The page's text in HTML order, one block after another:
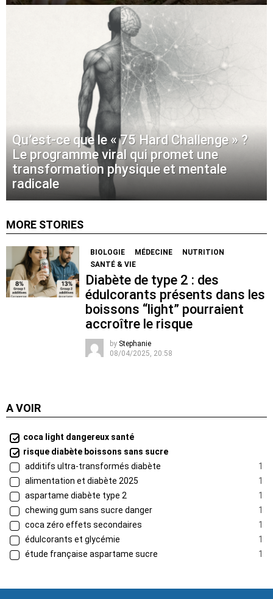
Qu’est-ce que le « 75 Hard Challenge » ?
Le programme viral qui promet une
transformation physique et mentale
radicale
MORE STORIES
BIOLOGIE MÉDECINE
NUTRITION
SANTÉ & VIE
Diabète de type 2 : des
édulcorants présents dans les
boissons “light” pourraient
accroître le risque
by Stephanie
08/04/2025, 20:58
A VOIR
coca light dangereux santé
risque diabète boissons sans sucre
additifs ultra-transformés diabète
1
alimentation et diabète 2025
1
aspartame diabète type 2
1
chewing gum sans sucre danger
1
coca zéro effets secondaires
1
édulcorants et glycémie
1
étude française aspartame sucre
1